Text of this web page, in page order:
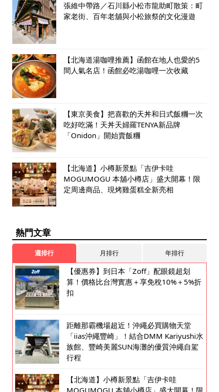
張維中帶路／石川縣小松市龍助町散策：町
家老街、百年老舖與小松旅祭的文化漫遊
【北海道湯咖哩推薦】函館在地人也愛的5
間人氣名店！函館必吃湯咖哩一次收藏
【東京美食】把喜歡的天丼和日式飯糰一次
吃好吃滿！天丼天婦羅TENYA新品牌
「Onidon」開始賣飯糰
【北海道】小樽新景點「吉伊卡哇
MOGUMOGU 本舖小樽店」盛大開幕！限
定周邊商品、現烤雞蛋糕全新亮相
熱門文章
週排行 月排行 年排行
【優惠券】到日本「Zoff」配眼鏡超划
算！價格比台灣實惠＋享免稅10%＋5%折
扣
距離那霸機場超近！沖繩必買購物天堂
「iias沖繩豐崎」！結合DMM Kariyushi水
族館、豐崎美麗SUN海灘的優質沖繩自駕
行程
【北海道】小樽新景點「吉伊卡哇
MOGUMOGU 本舖小樽店」盛大開幕！限